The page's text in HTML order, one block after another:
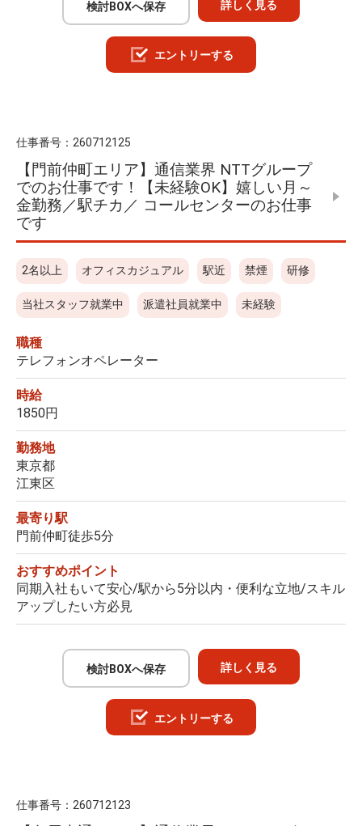
検討BOXへ保存 詳しく見る
エントリーする
仕事番号： 260712125
【門前仲町エリア】通信業界 NTTグループ
でのお仕事です！【未経験OK】嬉しい月～
金勤務／駅チカ／ コールセンターのお仕事
です
2名以上 オフィスカジュアル 駅近 禁煙 研修
当社スタッフ就業中 派遣社員就業中 未経験
職種
テレフォンオペレーター
時給
1850円
勤務地
東京都
江東区
最寄り駅
門前仲町徒歩5分
おすすめポイント
同期入社もいて安心/駅から5分以内・便利な立地/スキル
アップしたい方必見
検討BOXへ保存 詳しく見る
エントリーする
仕事番号： 260712123